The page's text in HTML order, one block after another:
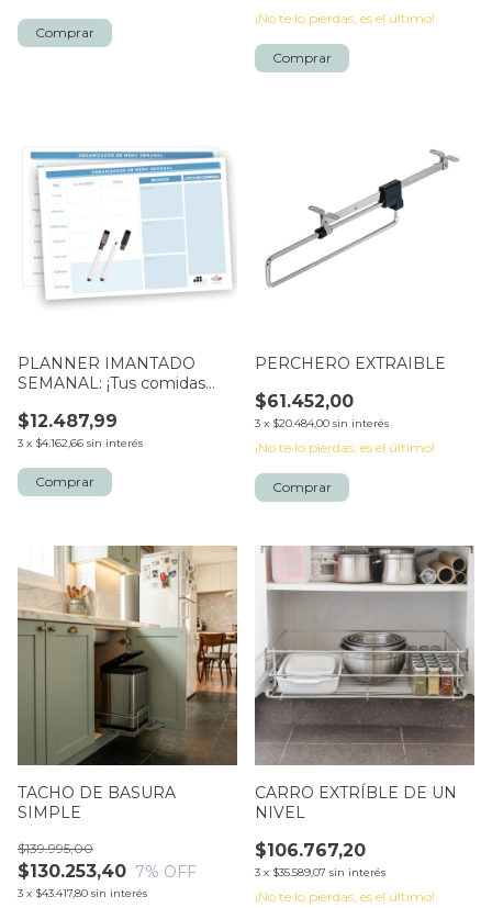
¡No te lo pierdas, es el último!
PLANNER IMANTADO
SEMANAL: ¡Tus comidas
$12.487,99
3 x $4.162,66 sin interés
PERCHERO EXTRAIBLE
$61.452,00
3 x $20.484,00 sin interés
¡No te lo pierdas, es el último!
TACHO DE BASURA
SIMPLE
$130.253,40
$139.995,00
7% OFF
3 x $43.417,80 sin interés
CARRO EXTRÍBLE DE UN
NIVEL
$106.767,20
3 x $35.589,07 sin interés
¡No te lo pierdas, es el último!